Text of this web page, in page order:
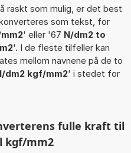
raskt som mulig, er det best
som tekst, for
' eller '67 N/dm2 to
'. I de fleste tilfeller kan
mellom navnene på de to
dm2 kgf/mm2' i stedet for
fulle kraft til
kgf/mm2